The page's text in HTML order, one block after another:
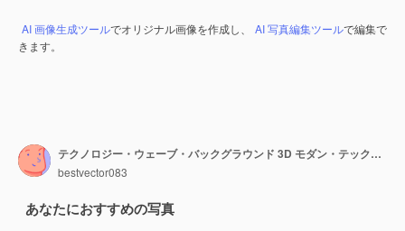
AI 画像生成ツールでオリジナル画像を作成し、 AI 写真編集ツールで編集で
きます。
テクノロジー・ウェーブ・バックグラウンド 3D モダン・テック・ウォールペーパー ジェネレーティブ・AI
bestvector083
あなたにおすすめの写真